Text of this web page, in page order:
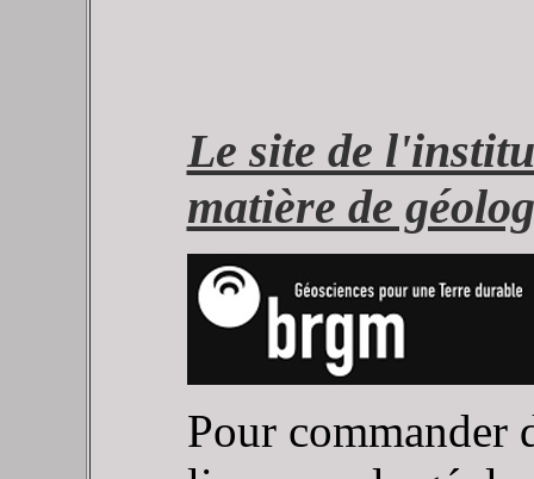
Le site de
matière de
Pour commander